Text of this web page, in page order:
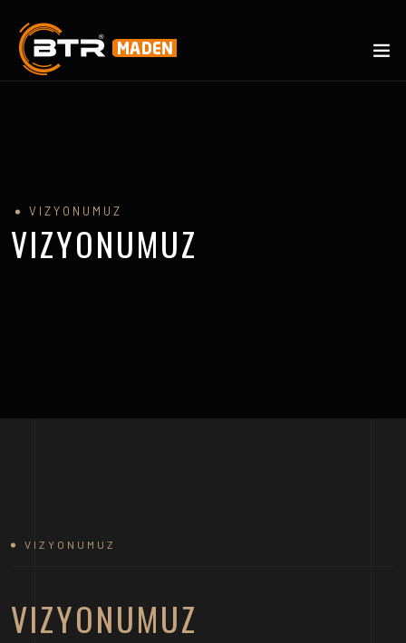
VIZYONUMUZ
VIZYONUMUZ
VIZYONUMUZ
VIZYONUMUZ